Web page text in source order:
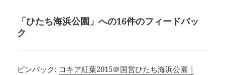
ッ
ト
ー
「ひたち海浜公園」への16件のフィードバッ
ク
ピンバック: コキア紅葉2015＠国営ひたち海浜公園 |